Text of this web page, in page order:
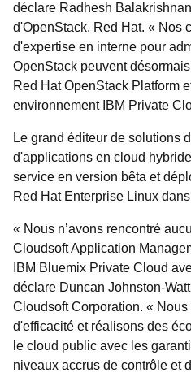
déclare Radhesh
d'OpenStack, Red Hat. « Nos
d'expertise en interne pour
OpenStack peuvent
Red Hat OpenStack Platform
environnement IBM Private
Le grand éditeur de solutions
d'applications en cloud
service en version bêta et
Red Hat Enterprise Linux
« Nous n’avons rencontré
Cloudsoft Application
IBM Bluemix Private Cloud
déclare Duncan Johnston-
Cloudsoft Corporation. «
d'efficacité et réalisons des
le cloud public avec les
niveaux accrus de contrôle et